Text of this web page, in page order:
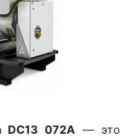
DC13 072A — это